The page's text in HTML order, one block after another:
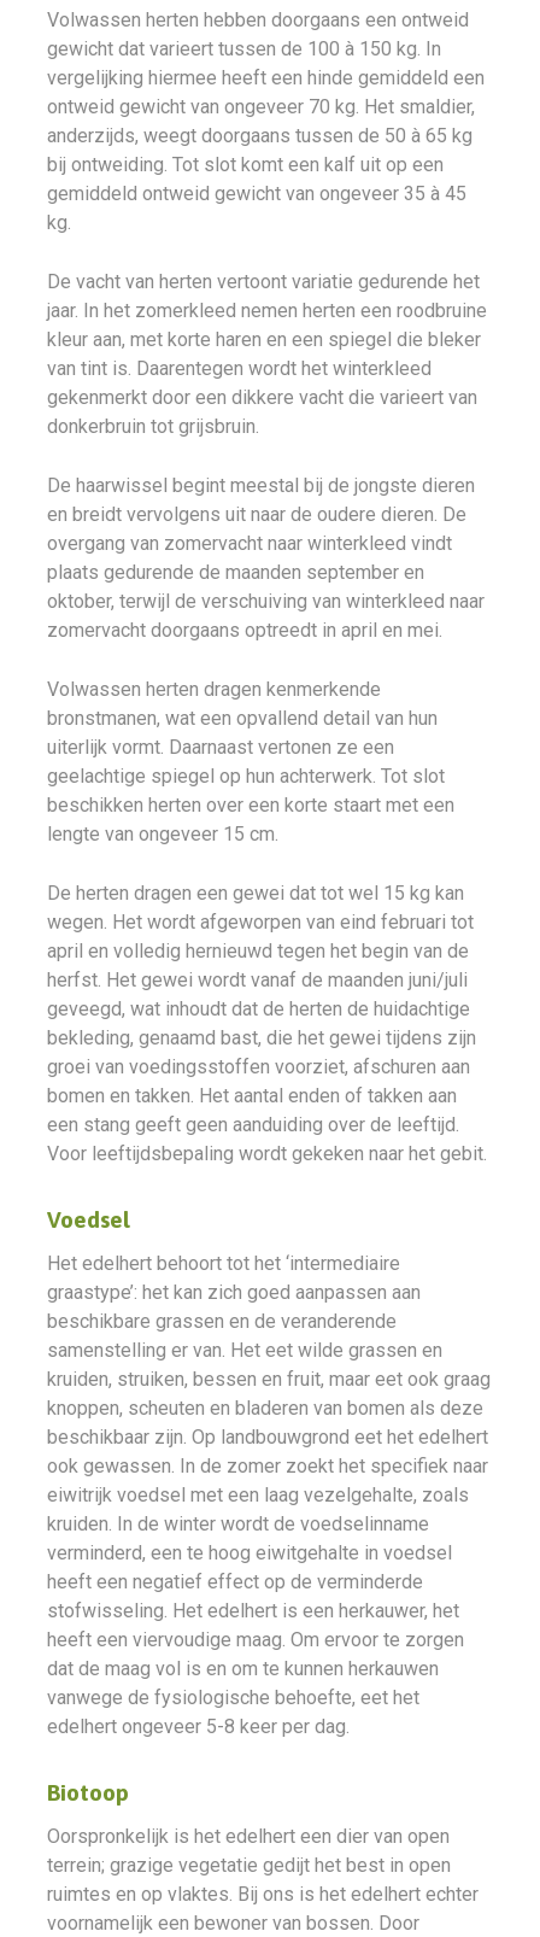
Volwassen herten hebben doorgaans een ontweid
gewicht dat varieert tussen de 100 à 150 kg. In
vergelijking hiermee heeft een hinde gemiddeld een
ontweid gewicht van ongeveer 70 kg. Het smaldier,
anderzijds, weegt doorgaans tussen de 50 à 65 kg
bij ontweiding. Tot slot komt een kalf uit op een
gemiddeld ontweid gewicht van ongeveer 35 à 45
kg.
De vacht van herten vertoont variatie gedurende het
jaar. In het zomerkleed nemen herten een roodbruine
kleur aan, met korte haren en een spiegel die bleker
van tint is. Daarentegen wordt het winterkleed
gekenmerkt door een dikkere vacht die varieert van
donkerbruin tot grijsbruin.
De haarwissel begint meestal bij de jongste dieren
en breidt vervolgens uit naar de oudere dieren. De
overgang van zomervacht naar winterkleed vindt
plaats gedurende de maanden september en
oktober, terwijl de verschuiving van winterkleed naar
zomervacht doorgaans optreedt in april en mei.
Volwassen herten dragen kenmerkende
bronstmanen, wat een opvallend detail van hun
uiterlijk vormt. Daarnaast vertonen ze een
geelachtige spiegel op hun achterwerk. Tot slot
beschikken herten over een korte staart met een
lengte van ongeveer 15 cm.
De herten dragen een gewei dat tot wel 15 kg kan
wegen. Het wordt afgeworpen van eind februari tot
april en volledig hernieuwd tegen het begin van de
herfst. Het gewei wordt vanaf de maanden juni/juli
geveegd, wat inhoudt dat de herten de huidachtige
bekleding, genaamd bast, die het gewei tijdens zijn
groei van voedingsstoffen voorziet, afschuren aan
bomen en takken. Het aantal enden of takken aan
een stang geeft geen aanduiding over de leeftijd.
Voor leeftijdsbepaling wordt gekeken naar het gebit.
Voedsel
Het edelhert behoort tot het ‘intermediaire
graastype’: het kan zich goed aanpassen aan
beschikbare grassen en de veranderende
samenstelling er van. Het eet wilde grassen en
kruiden, struiken, bessen en fruit, maar eet ook graag
knoppen, scheuten en bladeren van bomen als deze
beschikbaar zijn. Op landbouwgrond eet het edelhert
ook gewassen. In de zomer zoekt het specifiek naar
eiwitrijk voedsel met een laag vezelgehalte, zoals
kruiden. In de winter wordt de voedselinname
verminderd, een te hoog eiwitgehalte in voedsel
heeft een negatief effect op de verminderde
stofwisseling. Het edelhert is een herkauwer, het
heeft een viervoudige maag. Om ervoor te zorgen
dat de maag vol is en om te kunnen herkauwen
vanwege de fysiologische behoefte, eet het
edelhert ongeveer 5-8 keer per dag.
Biotoop
Oorspronkelijk is het edelhert een dier van open
terrein; grazige vegetatie gedijt het best in open
ruimtes en op vlaktes. Bij ons is het edelhert echter
voornamelijk een bewoner van bossen. Door